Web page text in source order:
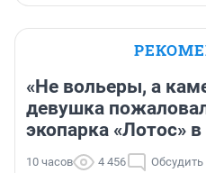
«Не вольеры, а
девушка
экопарка «Лотос»
10 часов 4 456 Обсудить